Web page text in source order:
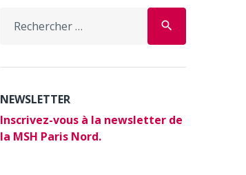
for:
search
NEWSLETTER
Inscrivez-vous à la newsletter de
la MSH Paris Nord.